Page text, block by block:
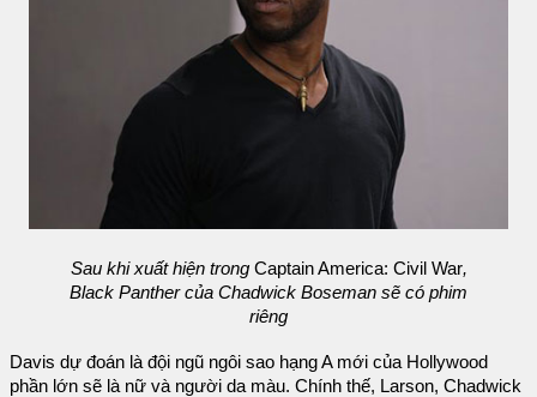
Sau khi xuất hiện trong Captain America: Civil War,
Black Panther của Chadwick Boseman sẽ có phim
riêng
Davis dự đoán là đội ngũ ngôi sao hạng A mới của Hollywood
phần lớn sẽ là nữ và người da màu. Chính thế, Larson, Chadwick